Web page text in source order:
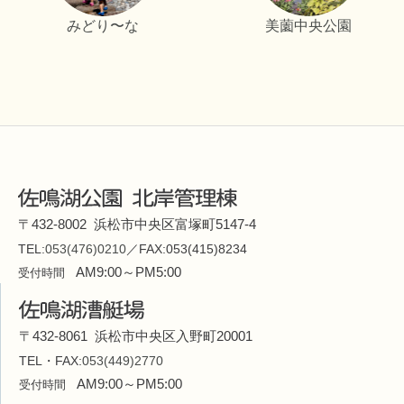
みどり〜な 美薗中央公園
〒432-8002 浜松市中央区富塚町5147-4
TEL:053(476)0210／FAX:053(415)8234
受付時間 AM9:00～PM5:00
〒432-8061 浜松市中央区入野町20001
TEL・FAX:053(449)2770
受付時間 AM9:00～PM5:00